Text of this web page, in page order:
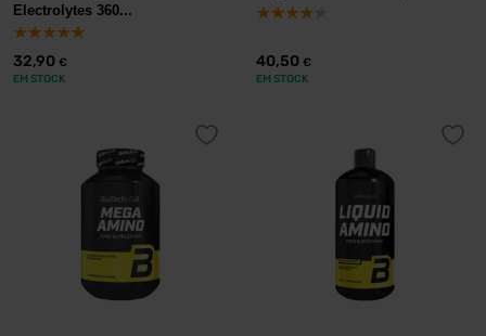
Electrolytes 360...
32,90 €
EM STOCK
40,50 €
EM STOCK